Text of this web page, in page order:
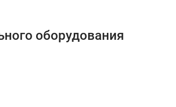
оборудования